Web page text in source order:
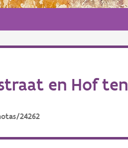
en Hof ten
24262